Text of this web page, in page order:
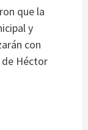
que la
y
con
Héctor